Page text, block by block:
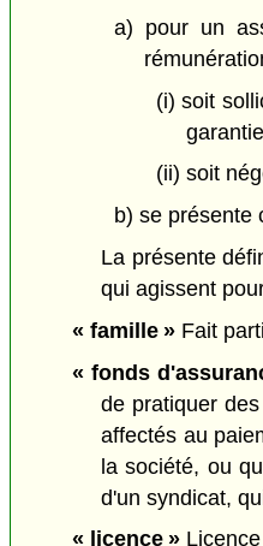
a) pour un
(i) soit
(ii) soit
b) se présente
La présente
qui agissent
« famille »Fait
« fonds
de pratiquer
affectés au
la société, ou
d'un syndicat,
« licence »Licence